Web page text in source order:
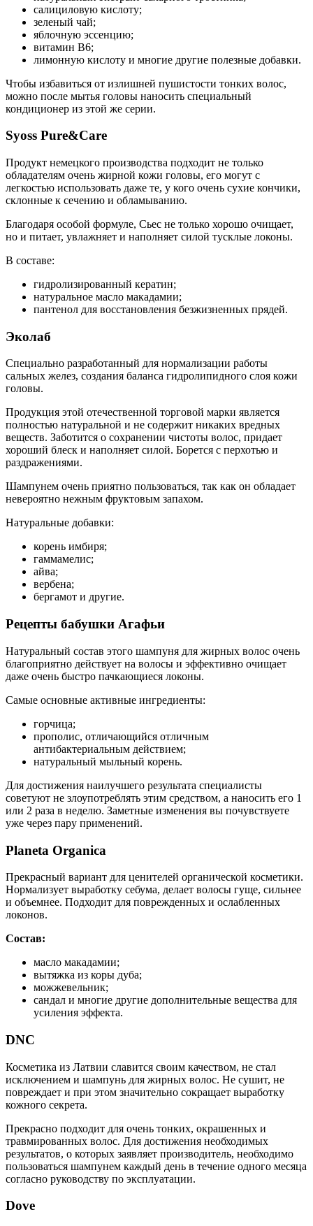
салициловую кислоту;
зеленый чай;
яблочную эссенцию;
витамин В6;
лимонную кислоту и многие другие полезные добавки.
Чтобы избавиться от излишней пушистости тонких волос,
можно после мытья головы наносить специальный
кондиционер из этой же серии.
Syoss Pure&Care
Продукт немецкого производства подходит не только
обладателям очень жирной кожи головы, его могут с
легкостью использовать даже те, у кого очень сухие кончики,
склонные к сечению и обламыванию.
Благодаря особой формуле, Сьес не только хорошо очищает,
но и питает, увлажняет и наполняет силой тусклые локоны.
В составе:
гидролизированный кератин;
натуральное масло макадамии;
пантенол для восстановления безжизненных прядей.
Эколаб
Специально разработанный для нормализации работы
сальных желез, создания баланса гидролипидного слоя кожи
головы.
Продукция этой отечественной торговой марки является
полностью натуральной и не содержит никаких вредных
веществ. Заботится о сохранении чистоты волос, придает
хороший блеск и наполняет силой. Борется с перхотью и
раздражениями.
Шампунем очень приятно пользоваться, так как он обладает
невероятно нежным фруктовым запахом.
Натуральные добавки:
корень имбиря;
гаммамелис;
айва;
вербена;
бергамот и другие.
Рецепты бабушки Агафьи
Натуральный состав этого шампуня для жирных волос очень
благоприятно действует на волосы и эффективно очищает
даже очень быстро пачкающиеся локоны.
Самые основные активные ингредиенты:
горчица;
прополис, отличающийся отличным
антибактериальным действием;
натуральный мыльный корень.
Для достижения наилучшего результата специалисты
советуют не злоупотреблять этим средством, а наносить его 1
или 2 раза в неделю. Заметные изменения вы почувствуете
уже через пару применений.
Planeta Organica
Прекрасный вариант для ценителей органической косметики.
Нормализует выработку себума, делает волосы гуще, сильнее
и объемнее. Подходит для поврежденных и ослабленных
локонов.
Состав:
масло макадамии;
вытяжка из коры дуба;
можжевельник;
сандал и многие другие дополнительные вещества для
усиления эффекта.
DNC
Косметика из Латвии славится своим качеством, не стал
исключением и шампунь для жирных волос. Не сушит, не
повреждает и при этом значительно сокращает выработку
кожного секрета.
Прекрасно подходит для очень тонких, окрашенных и
травмированных волос. Для достижения необходимых
результатов, о которых заявляет производитель, необходимо
пользоваться шампунем каждый день в течение одного месяца
согласно руководству по эксплуатации.
Dove